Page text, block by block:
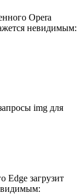
Opera
невидимым:
img для
Edge загрузит